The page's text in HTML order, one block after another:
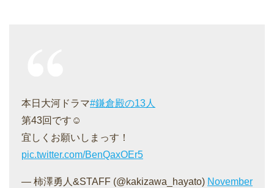
本日大河ドラマ#鎌倉殿の13人
第43回です☺︎
宜しくお願いしまっす！
pic.twitter.com/BenQaxOEr5
— 柿澤勇人&STAFF (@kakizawa_hayato) November